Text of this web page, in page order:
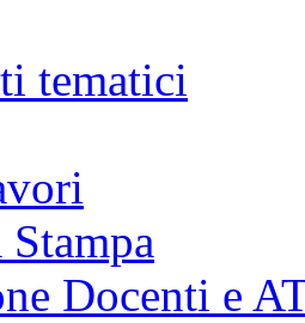
tematici
Stampa
Docenti e